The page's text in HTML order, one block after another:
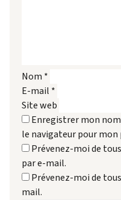
Nom *
E-mail *
Site web
Enregistrer mon
le navigateur pour
Prévenez-moi de
par e-mail.
Prévenez-moi de
mail.